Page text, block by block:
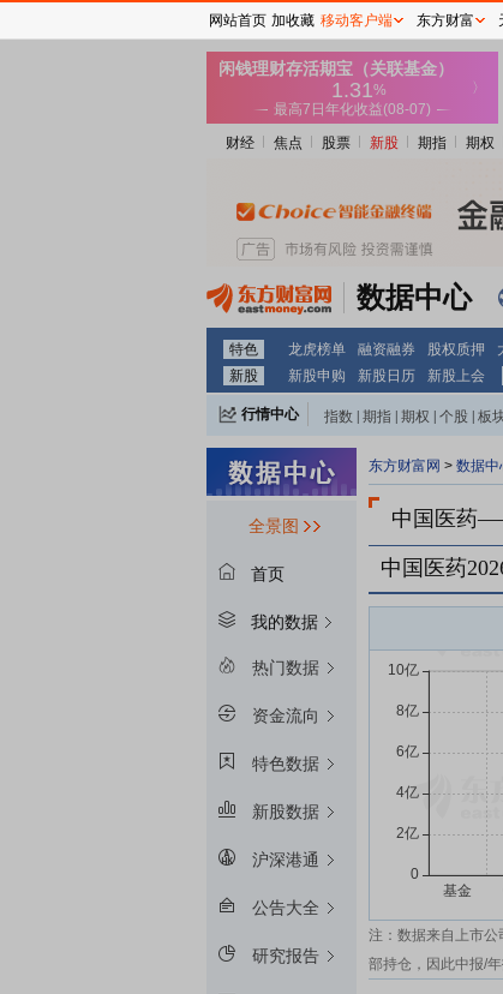
财经 焦点 股票 新股 期指 期权
数据中心
特色 龙虎榜单 融资融券 股权质押
新股
新股申购 新股日历 新股上会
行情中心 指数 期指 期权 个股 板
全景图
首页
我的数据
热门数据
资金流向
特色数据
新股数据
沪深港通
公告大全
研究报告
东方财富网 > 数据中
中国医药
中国医药
注：数据来自上市
部持仓，因此中报/
网站首页 加收藏 移动客户端 东方财富